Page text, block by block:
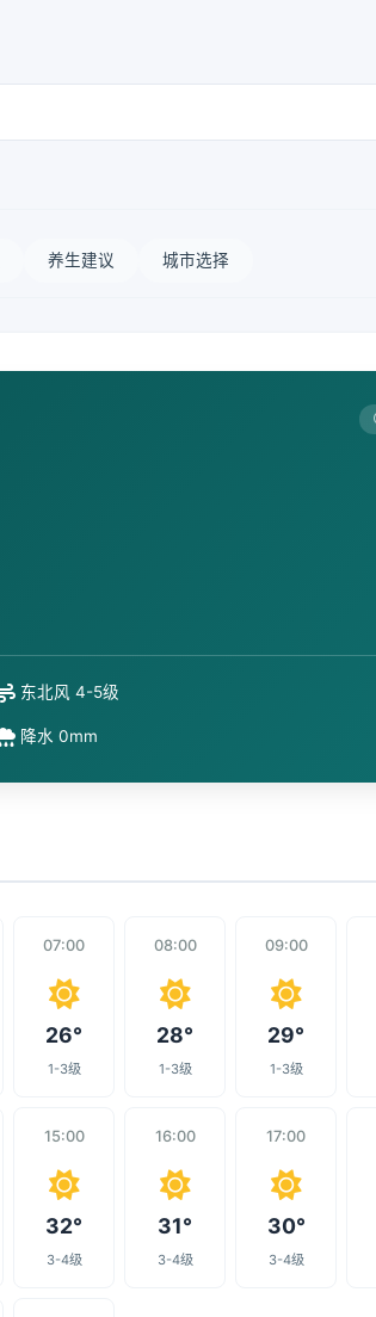
养生建议 城市选择
东北风 4-5级
降水 0mm
07:00
26°
1-3级
08:00
28°
1-3级
09:00
29°
1-3级
15:00
32°
3-4级
16:00
31°
3-4级
17:00
30°
3-4级